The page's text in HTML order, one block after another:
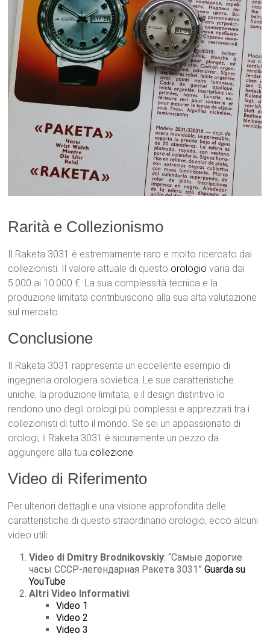
Rarità e Collezionismo
Il Raketa 3031 è estremamente raro e molto ricercato dai
collezionisti. Il valore attuale di questo orologio varia dai
5.000 ai 10.000 €. La sua complessità tecnica e la
produzione limitata contribuiscono alla sua alta valutazione
sul mercato.
Conclusione
Il Raketa 3031 rappresenta un eccellente esempio di
ingegneria orologiera sovietica. Le sue caratteristiche
uniche, la produzione limitata, e il design distintivo lo
rendono uno degli orologi più complessi e apprezzati tra i
collezionisti di tutto il mondo. Se sei un appassionato di
orologi, il Raketa 3031 è sicuramente un pezzo da
aggiungere alla tua collezione.
Video di Riferimento
Per ulteriori dettagli e una visione approfondita delle
caratteristiche di questo straordinario orologio, ecco alcuni
video utili:
Video di Dmitry Brodnikovskiy: “Самые дорогие
часы СССР-легендарная Ракета 3031”Guarda su
YouTube
Altri Video Informativi:
Video 1
Video 2
Video 3